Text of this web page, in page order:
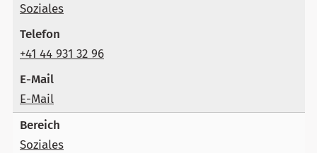
Soziales
+41 44 931 32 96
E-Mail
Soziales